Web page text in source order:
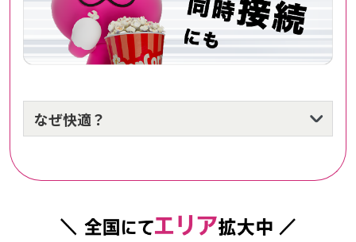
なぜ快適？